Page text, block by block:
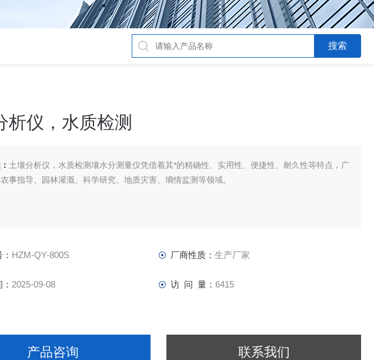
析仪，水质检测
土壤分析仪，水质检测壤水分测量仪凭借着其*的精确性、实用性、便捷性、耐久性等特点，广
事指导、园林灌溉、科学研究、地质灾害、墒情监测等领域。
HZM-QY-800S 厂商性质： 生产厂家
2025-09-08 访 问 量： 6415
产品咨询 联系我们